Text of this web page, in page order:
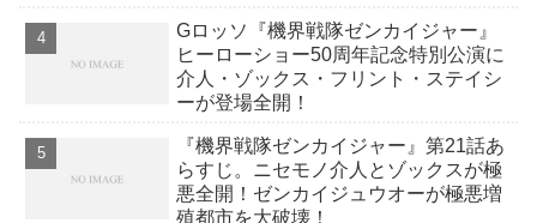
Gロッソ『機界戦隊ゼンカイジャー』
ヒーローショー50周年記念特別公演に
介人・ゾックス・フリント・ステイシ
ーが登場全開！
『機界戦隊ゼンカイジャー』第21話あ
らすじ。ニセモノ介人とゾックスが極
悪全開！ゼンカイジュウオーが極悪増
殖都市を大破壊！